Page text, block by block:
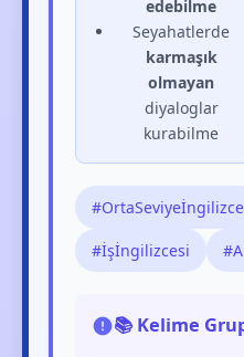
edebilme
Seyahatlerde
karmaşık
olmayan
diyaloglar
kurabilme
#OrtaSeviyeİngilizce
#İşİngilizcesi
📚 Kelime